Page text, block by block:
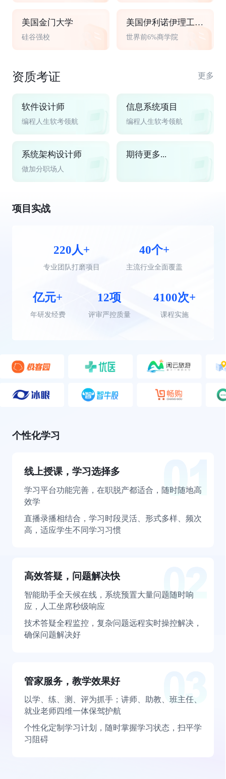
美国金门大学
硅谷强校
美国伊利诺伊理工大学
世界前6%商学院
资质考证 更多
软件设计师
编程人生软考领航
信息系统项目
编程人生软考领航
系统架构设计师
做加分职场人
期待更多...
项目实战
220人+
专业团队打磨项目
40个+
主流行业全面覆盖
亿元+
年研发经费
12项
评审严控质量
4100次+
课程实施
个性化学习
线上授课，学习选择多
学习平台功能完善，在职脱产都适合，随时随地高
效学
直播录播相结合，学习时段灵活、形式多样、频次
高，适应学生不同学习习惯
高效答疑，问题解决快
智能助手全天候在线，系统预置大量问题随时响
应，人工坐席秒级响应
技术答疑全程监控，复杂问题远程实时操控解决，
确保问题解决好
管家服务，教学效果好
以学、练、测、评为抓手；讲师、助教、班主任、
就业老师四维一体保驾护航
个性化定制学习计划，随时掌握学习状态，扫平学
习阻碍